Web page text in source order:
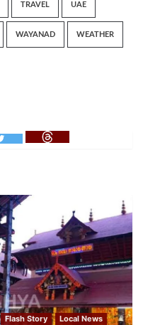
TRAVEL UAE
WAYANAD WEATHER
Flash Story
Local News